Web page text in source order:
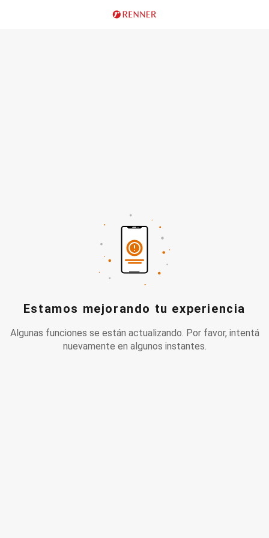
Estamos mejorando tu experiencia
Algunas funciones se están actualizando. Por favor, intentá
nuevamente en algunos instantes.